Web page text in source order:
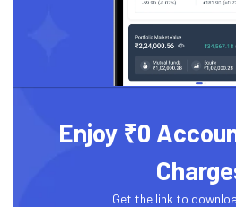
Enjoy ₹0
Get the link to